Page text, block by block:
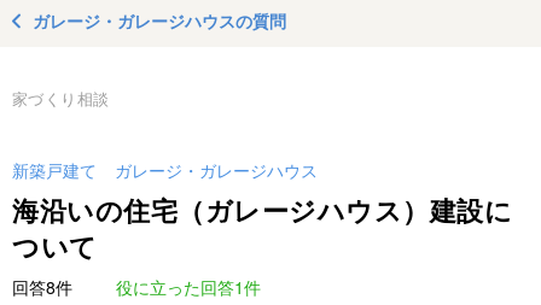
ガレージ・ガレージハウスの質問
家づくり相談
新築戸建て ガレージ・ガレージハウス
海沿いの住宅（ガレージハウス）建設に
ついて
回答8件
役に立った回答1件